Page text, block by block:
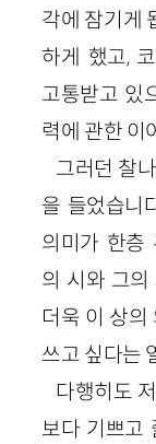
각에 잠기게
하게 했고,
고통받고 있
력에 관한 이
그러던 찰
을 들었습니
의미가 한층
의 시와 그의
더욱 이 상의
쓰고 싶다는
다행히도
보다 기쁘고